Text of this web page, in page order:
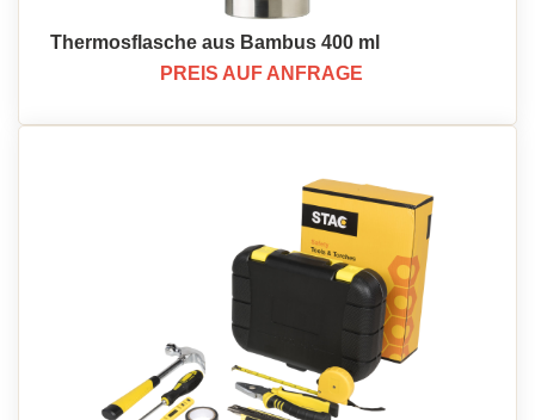
Thermosflasche aus Bambus 400 ml
PREIS AUF ANFRAGE